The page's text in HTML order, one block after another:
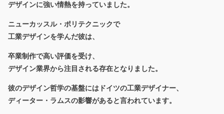
デザインに強い情熱を持っていました。
ニューカッスル・ポリテクニックで
工業デザインを学んだ彼は、
卒業制作で高い評価を受け、
デザイン業界から注目される存在となりました。
彼のデザイン哲学の基盤にはドイツの工業デザイナー、
ディーター・ラムスの影響があると言われています。